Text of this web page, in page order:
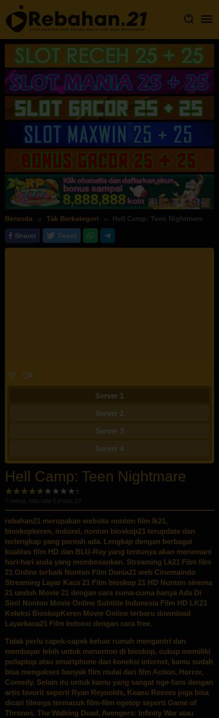
Loncat
ke
konten
Beranda Tak Berkategori Hell Camp: Teen Nightmare
Sharer Tweet
Server 1
Server 2
Server 3
Server 4
Hell Camp: Teen Nightmare
7 voting, rata-rata 5.0 dari 10
rebahan21 merupakan website nonton film lk21,
bioskopkeren, indoxxi, nonton bioskop21 terupdate dan
terlengkap yang pernah ada. Lengkap dengan berbagai
kualitas film HD dan BLU-Ray yang tentunya akan menemani
hari-hari anda yang membosankan. Streaming Lk21 Film film
21 Online terbaik Nonton Film Dunia21 web Cinemaindo
Streaming Layar Kaca 21 Film bioskop 21 HD Nonton sinema
21 unduh Movie 21 dengan cara cuma-cuma hanya Ada Di
Sini! Nonton Movie Online Subtitle Indonesia Film HD LK21
Koleksi BioskopKeren Movie Online terbaru download
Layarkaca21 Film Indoxxi dengan cara free.
Tidak perlu capek-capek keluar rumah mengantri dan
membayar lebih untuk menonton di bioskop, cukup memiliki
pc/laptop atau smartphone dan koneksi internet, kamu sudah
bisa mengakses banyak film mulai dari film Action, Horror,
Comedy. Selain itu untuk kamu yang sangat nge-fans dengan
artis favorit seperti Ryan Reynolds, Keanu Reeves juga bisa
dicari filmnya termasuk film-film ngetop seperti Game of
Thrones, The Walking Dead, Avengers: Infinity War atau